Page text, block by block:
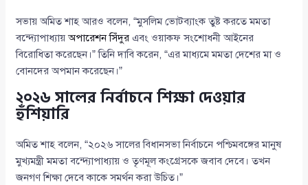
সভায় অমিত শাহ আরও বলেন, “মুসলিম ভোটব্যাংক তুষ্ট করতে মমতা
বন্দ্যোপাধ্যায়অপারেশন সিঁদুর এবং ওয়াকফ সংশোধনী আইনের
বিরোধিতা করেছেন।” তিনি দাবি করেন, “এর মাধ্যমে মমতা দেশের মা ও
বোনদের অপমান করেছেন।”
২০২৬ সালের নির্বাচনে শিক্ষা দেওয়ার
হুঁশিয়ারি
অমিত শাহ বলেন, “২০২৬ সালের বিধানসভা নির্বাচনে পশ্চিমবঙ্গের মানুষ
মুখ্যমন্ত্রী মমতা বন্দ্যোপাধ্যায় ও তৃণমূল কংগ্রেসকে জবাব দেবে। তখন
জনগণ শিক্ষা দেবে কাকে সমর্থন করা উচিত।”